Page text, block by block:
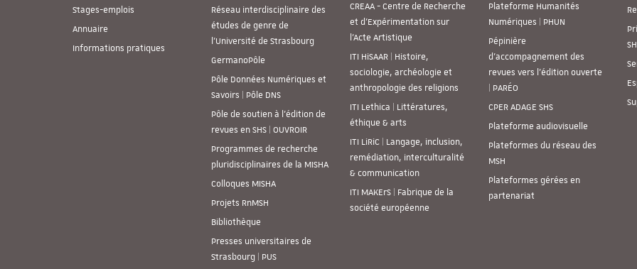
Stages-emplois
Annuaire
Informations pratiques
Réseau interdisciplinaire des
études de genre de
l’Université de Strasbourg
GermanoPôle
Pôle Données Numériques et
Savoirs | Pôle DNS
Pôle de soutien à l’édition de
revues en SHS | OUVROIR
Programmes de recherche
pluridisciplinaires de la MISHA
Colloques MISHA
Projets RnMSH
Bibliothèque
Presses universitaires de
Strasbourg | PUS
CREAA - Centre de Recherche
et d’Expérimentation sur
l’Acte Artistique
ITI HiSAAR | Histoire,
sociologie, archéologie et
anthropologie des religions
ITI Lethica | Littératures,
éthique & arts
ITI LiRiC | Langage, inclusion,
remédiation, interculturalité
& communication
ITI MAKErS | Fabrique de la
société européenne
Plateforme Humanités
Numériques | PHUN
Pépinière
d’accompagnement des
revues vers l’édition ouverte
| PARÉO
CPER ADAGE SHS
Plateforme audiovisuelle
Plateformes du réseau des
MSH
Plateformes gérées en
partenariat